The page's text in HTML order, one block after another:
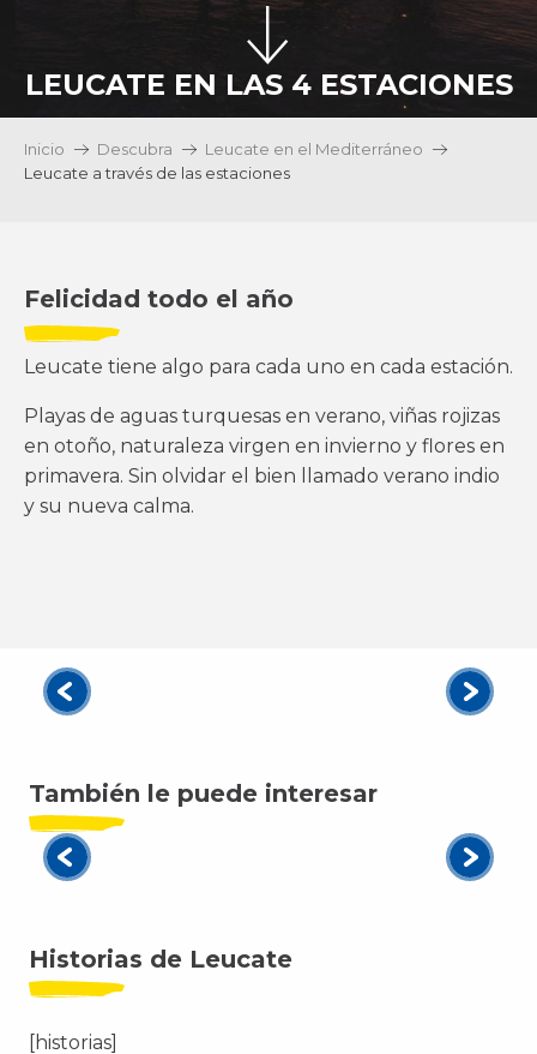
LEUCATE EN LAS 4 ESTACIONES
Inicio Descubra
Leucate en el Mediterráneo
Leucate a través de las estaciones
Felicidad todo el año
Leucate tiene algo para cada uno en cada estación.
Playas de aguas turquesas en verano, viñas rojizas
en otoño, naturaleza virgen en invierno y flores en
primavera. Sin olvidar el bien llamado verano indio
y su nueva calma.
También le puede interesar
Historias de Leucate
[historias]